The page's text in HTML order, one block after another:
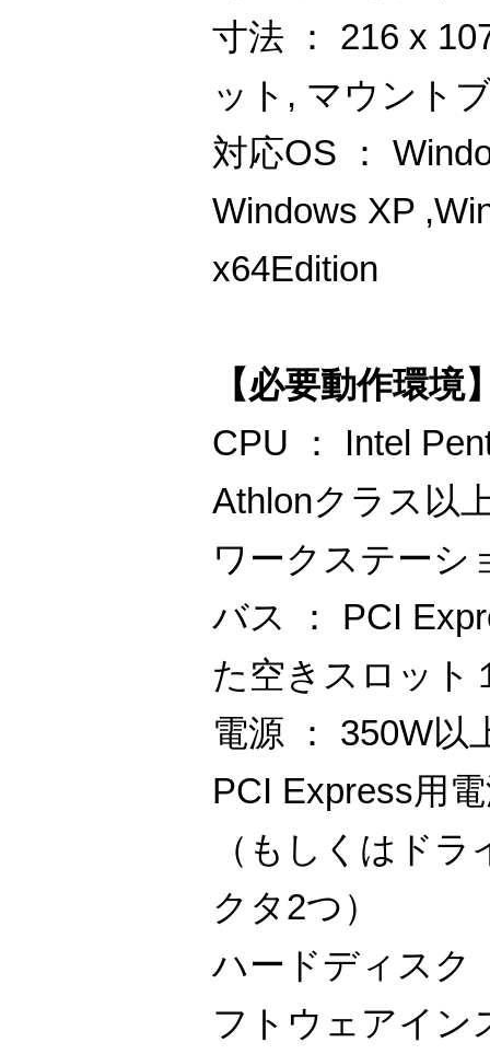
寸法 ： 216 x
ット, マウント
対応OS ：
Windows XP
x64Edition
【必要動作環境
CPU ： Intel
Athlonクラス以
ワークステーシ
バス ： PCI
た空きスロット
電源 ： 350W以
PCI Express用
（もしくはド
クタ2つ）
ハードディスク
フトウェアイン